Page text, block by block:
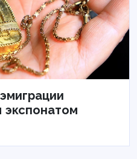
экспонатом